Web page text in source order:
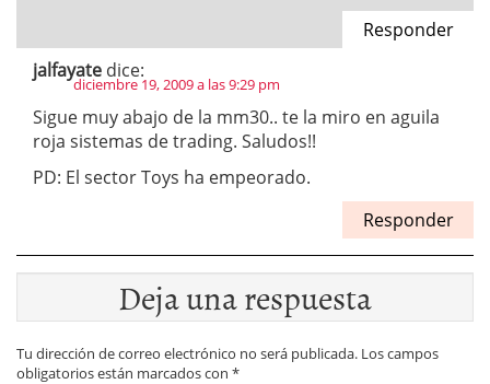
Responder
jalfayate dice:
diciembre 19, 2009 a las 9:29 pm
Sigue muy abajo de la mm30.. te la miro en aguila
roja sistemas de trading. Saludos!!
PD: El sector Toys ha empeorado.
Responder
Deja una respuesta
Tu dirección de correo electrónico no será publicada. Los campos
obligatorios están marcados con *